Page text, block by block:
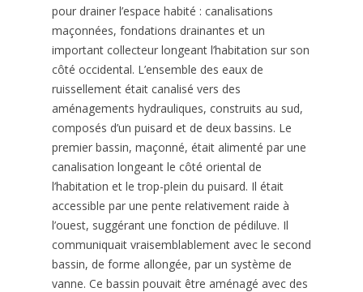
pour drainer l’espace habité : canalisations
maçonnées, fondations drainantes et un
important collecteur longeant l’habitation sur son
côté occidental. L’ensemble des eaux de
ruissellement était canalisé vers des
aménagements hydrauliques, construits au sud,
composés d’un puisard et de deux bassins. Le
premier bassin, maçonné, était alimenté par une
canalisation longeant le côté oriental de
l’habitation et le trop-plein du puisard. Il était
accessible par une pente relativement raide à
l’ouest, suggérant une fonction de pédiluve. Il
communiquait vraisemblablement avec le second
bassin, de forme allongée, par un système de
vanne. Ce bassin pouvait être aménagé avec des